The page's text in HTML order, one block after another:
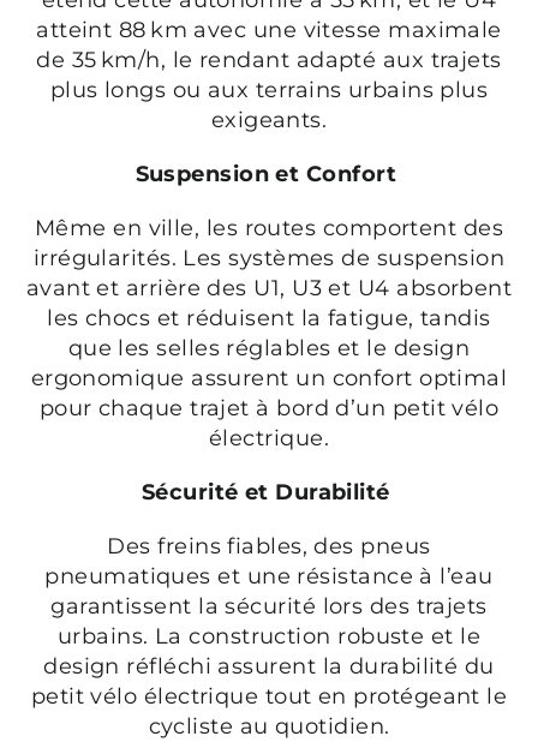
atteint 88 km avec une vitesse maximale
de 35 km/h, le rendant adapté aux trajets
plus longs ou aux terrains urbains plus
exigeants.
Suspension et Confort
Même en ville, les routes comportent des
irrégularités. Les systèmes de suspension
avant et arrière des U1, U3 et U4 absorbent
les chocs et réduisent la fatigue, tandis
que les selles réglables et le design
ergonomique assurent un confort optimal
pour chaque trajet à bord d’un petit vélo
électrique.
Sécurité et Durabilité
Des freins fiables, des pneus
pneumatiques et une résistance à l’eau
garantissent la sécurité lors des trajets
urbains. La construction robuste et le
design réfléchi assurent la durabilité du
petit vélo électrique tout en protégeant le
cycliste au quotidien.